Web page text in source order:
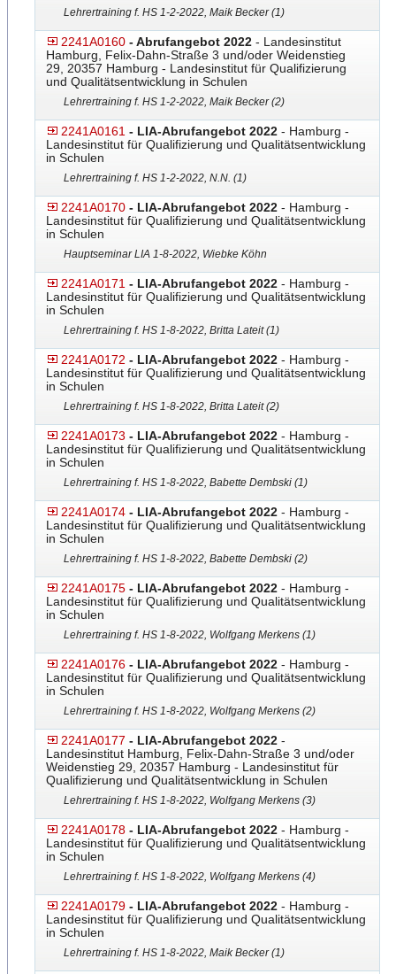
Lehrertraining f. HS 1-2-2022, Maik Becker (1)
2241A0160 - Abrufangebot 2022 - Landesinstitut
Hamburg, Felix-Dahn-Straße 3 und/oder Weidenstieg
29, 20357 Hamburg - Landesinstitut für Qualifizierung
und Qualitätsentwicklung in Schulen
Lehrertraining f. HS 1-2-2022, Maik Becker (2)
2241A0161 - LIA-Abrufangebot 2022 - Hamburg -
Landesinstitut für Qualifizierung und Qualitätsentwicklung
in Schulen
Lehrertraining f. HS 1-2-2022, N.N. (1)
2241A0170 - LIA-Abrufangebot 2022 - Hamburg -
Landesinstitut für Qualifizierung und Qualitätsentwicklung
in Schulen
Hauptseminar LIA 1-8-2022, Wiebke Köhn
2241A0171 - LIA-Abrufangebot 2022 - Hamburg -
Landesinstitut für Qualifizierung und Qualitätsentwicklung
in Schulen
Lehrertraining f. HS 1-8-2022, Britta Lateit (1)
2241A0172 - LIA-Abrufangebot 2022 - Hamburg -
Landesinstitut für Qualifizierung und Qualitätsentwicklung
in Schulen
Lehrertraining f. HS 1-8-2022, Britta Lateit (2)
2241A0173 - LIA-Abrufangebot 2022 - Hamburg -
Landesinstitut für Qualifizierung und Qualitätsentwicklung
in Schulen
Lehrertraining f. HS 1-8-2022, Babette Dembski (1)
2241A0174 - LIA-Abrufangebot 2022 - Hamburg -
Landesinstitut für Qualifizierung und Qualitätsentwicklung
in Schulen
Lehrertraining f. HS 1-8-2022, Babette Dembski (2)
2241A0175 - LIA-Abrufangebot 2022 - Hamburg -
Landesinstitut für Qualifizierung und Qualitätsentwicklung
in Schulen
Lehrertraining f. HS 1-8-2022, Wolfgang Merkens (1)
2241A0176 - LIA-Abrufangebot 2022 - Hamburg -
Landesinstitut für Qualifizierung und Qualitätsentwicklung
in Schulen
Lehrertraining f. HS 1-8-2022, Wolfgang Merkens (2)
2241A0177 - LIA-Abrufangebot 2022 -
Landesinstitut Hamburg, Felix-Dahn-Straße 3 und/oder
Weidenstieg 29, 20357 Hamburg - Landesinstitut für
Qualifizierung und Qualitätsentwicklung in Schulen
Lehrertraining f. HS 1-8-2022, Wolfgang Merkens (3)
2241A0178 - LIA-Abrufangebot 2022 - Hamburg -
Landesinstitut für Qualifizierung und Qualitätsentwicklung
in Schulen
Lehrertraining f. HS 1-8-2022, Wolfgang Merkens (4)
2241A0179 - LIA-Abrufangebot 2022 - Hamburg -
Landesinstitut für Qualifizierung und Qualitätsentwicklung
in Schulen
Lehrertraining f. HS 1-8-2022, Maik Becker (1)